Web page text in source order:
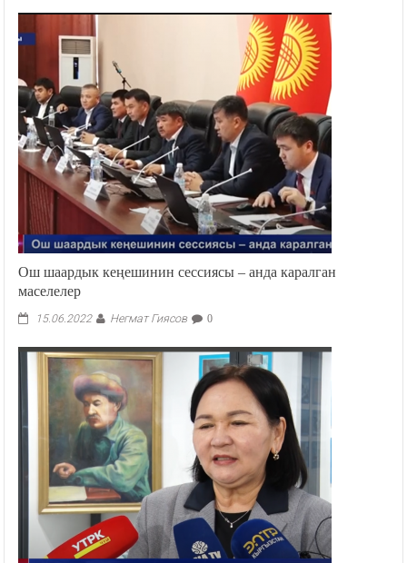
Ош шаардык кеңешинин сессиясы – анда каралган
маселелер
15.06.2022 Негмат Гиясов 0